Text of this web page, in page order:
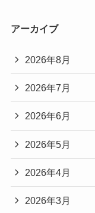
アーカイブ
2026年8月
2026年7月
2026年6月
2026年5月
2026年4月
2026年3月